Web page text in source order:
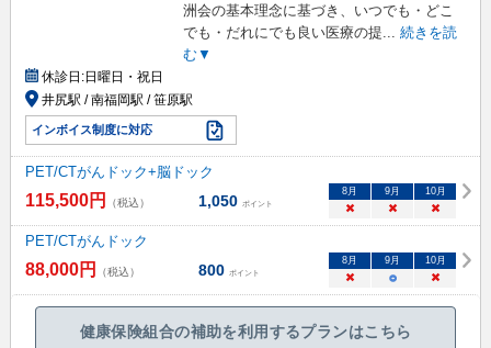
洲会の基本理念に基づき、いつでも・どこ
でも・だれにでも良い医療の提
続きを読
む▼
休診日:日曜日・祝日
井尻駅 / 南福岡駅 / 笹原駅
インボイス制度に対応
PET/CTがんドック+脳ドック
115,500円 （税込） 1,050 ポイント
8 月 9 月 10月
× × ×
PET/CTがんドック
88,000円 （税込） 800 ポイント
8 月 9 月 10月
× ○ ×
健康保険組合の補助を利用するプランはこちら